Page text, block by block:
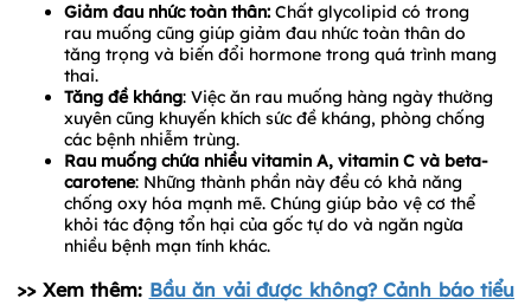
Giảm đau nhức toàn thân: Chất glycolipid có trong
rau muống cũng giúp giảm đau nhức toàn thân do
tăng trọng và biến đổi hormone trong quá trình mang
thai.
Tăng đề kháng: Việc ăn rau muống hàng ngày thường
xuyên cũng khuyến khích sức đề kháng, phòng chống
các bệnh nhiễm trùng.
Rau muống chứa nhiều vitamin A, vitamin C và beta-
carotene: Những thành phần này đều có khả năng
chống oxy hóa mạnh mẽ. Chúng giúp bảo vệ cơ thể
khỏi tác động tổn hại của gốc tự do và ngăn ngừa
nhiều bệnh mạn tính khác.
>> Xem thêm: Bầu ăn vải được không? Cảnh báo tiểu